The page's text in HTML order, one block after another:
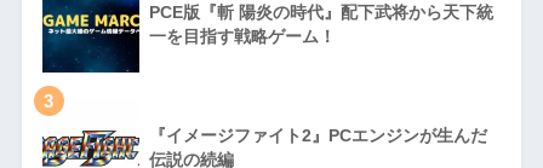
PCE版『斬 陽炎の時代』配下武将から天下統
一を目指す戦略ゲーム！
3
『イメージファイト2』PCエンジンが生んだ
伝説の続編